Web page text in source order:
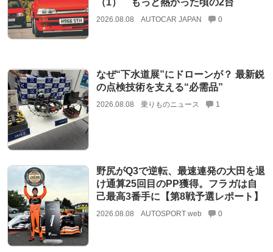
（1） もっと熱かった頃の2台
2026.08.08 AUTOCAR JAPAN 0
なぜ“下水道展”にドローンが？ 最新鋭
の点検技術を支える“必需品”
2026.08.08 乗りものニュース 1
野尻がQ3で逆転、最速連発の大田を退
け通算25回目のPP獲得。フラガは自
己最高3番手に【第8戦予選レポート】
2026.08.08 AUTOSPORT web 0